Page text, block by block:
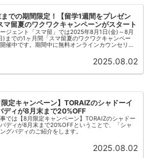
での期間限定！【留学1週間をプレゼン
マ留夏のワクワクキャンペーンがスタート
ジェント「スマ留」では2025年8月1日(金)～8月
)までの1ヶ月間「スマ留夏のワクワクキャンペー
催中です。期間中に無料オンラインカウンセリン
ら抽選で【5名様】に お好きな国から選べる留学1週
145,000円相当分）をプレゼント！2025.08.02
限定キャンペーン】TORAIZのシャドーイ
ディが8月末まで20%OFF
では【8月限定キャンペーン】TORAIZのシャドー
ディが8月末まで20%OFFということで、「シャ
グバディのご紹介をします。
2025.08.02